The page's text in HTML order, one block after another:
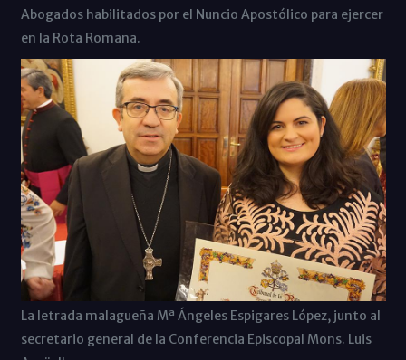
Abogados habilitados por el Nuncio Apostólico para ejercer
en la Rota Romana.
La letrada malagueña Mª Ángeles Espigares López, junto al
secretario general de la Conferencia Episcopal Mons. Luis